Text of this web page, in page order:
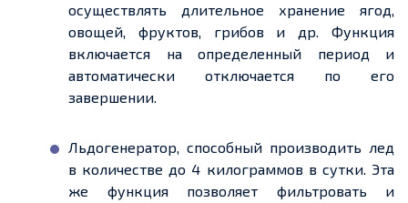
осуществлять длительное хранение ягод,
овощей, фруктов, грибов и др. Функция
включается на определенный период и
автоматически отключается по его
завершении.
Льдогенератор, способный производить лед
в количестве до 4 килограммов в сутки. Эта
же функция позволяет фильтровать и